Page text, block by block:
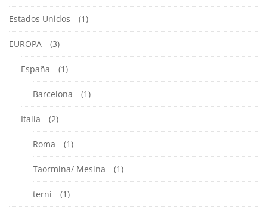
Estados Unidos (1)
EUROPA (3)
España (1)
Barcelona (1)
Italia (2)
Roma (1)
Taormina/ Mesina (1)
terni (1)